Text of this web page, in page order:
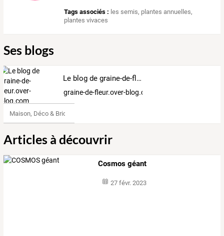
Tags associés : les semis, plantes annuelles,
plantes vivaces
Ses blogs
Le blog de graine-de-fleur.over-blog.com
graine-de-fleur.over-blog.com
Maison, Déco & Bricolage
Articles à découvrir
Cosmos géant
27 févr. 2023